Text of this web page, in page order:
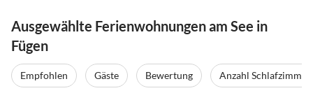
Ausgewählte Ferienwohnungen am See in
Fügen
Empfohlen Gäste Bewertung
Anzahl Schlafzimmer